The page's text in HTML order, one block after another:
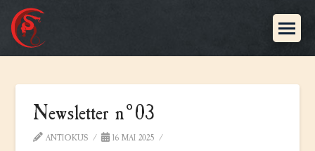
Newsletter n°03
ANTIOKUS 16 MAI 2025